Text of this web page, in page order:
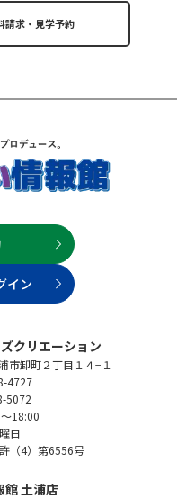
イン
クリエーション
市卸町２丁目１４−１
4727
5072
18:00
日
（4）第6556号
館 土浦店